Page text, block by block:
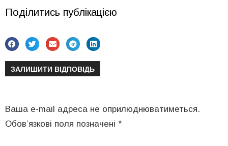
Поділитись публікацією
ЗАЛИШИТИ ВІДПОВІДЬ
Ваша e-mail адреса не оприлюднюватиметься.
Обов’язкові поля позначені *